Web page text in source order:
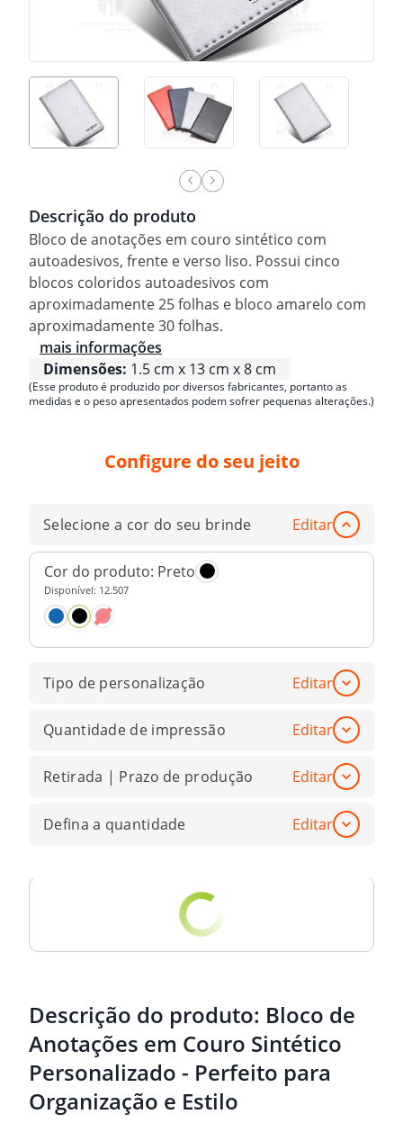
Descrição do produto
Bloco de anotações em couro sintético com
autoadesivos, frente e verso liso. Possui cinco
blocos coloridos autoadesivos com
aproximadamente 25 folhas e bloco amarelo com
aproximadamente 30 folhas.
mais informações
Dimensões: 1.5 cm x 13 cm x 8 cm
(Esse produto é produzido por diversos fabricantes, portanto as
medidas e o peso apresentados podem sofrer pequenas alterações.)
Configure do seu jeito
Selecione a cor do seu brinde Editar
Cor do produto: Preto
Disponível: 12.507
Tipo de personalização Editar
Quantidade de impressão Editar
Retirada | Prazo de produção Editar
Defina a quantidade Editar
Descrição do produto: Bloco de
Anotações em Couro Sintético
Personalizado - Perfeito para
Organização e Estilo